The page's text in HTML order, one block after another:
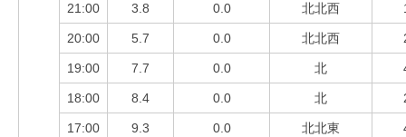
21:00 3.8 0.0 北北西
20:00 5.7 0.0 北北西
19:00 7.7 0.0 北
18:00 8.4 0.0 北
17:00 9.3 0.0 北北東